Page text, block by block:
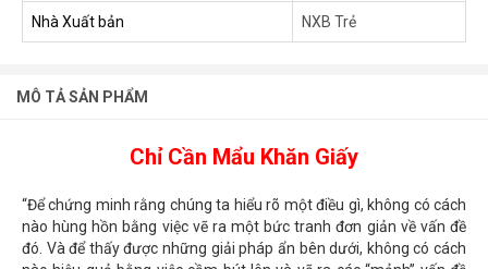
Nhà Xuất bản NXB Trẻ
MÔ TẢ SẢN PHẨM
Chỉ Cần Mẩu Khăn Giấy
“Để chứng minh rằng chúng ta hiểu rõ một điều gì, không có cách
nào hùng hồn bằng việc vẽ ra một bức tranh đơn giản về vấn đề
đó. Và để thấy được những giải pháp ẩn bên dưới, không có cách